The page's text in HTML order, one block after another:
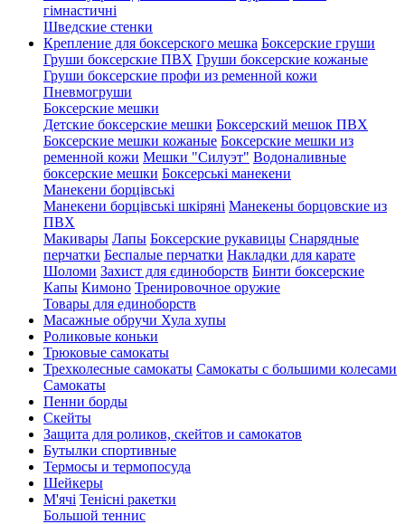
гімнастичні
Шведские стенки
Крепление для боксерского мешка Боксерские груши
Груши боксерские ПВХ Груши боксерские кожаные
Груши боксерские профи из ременной кожи
Пневмогруши
Боксерские мешки
Детские боксерские мешки Боксерский мешок ПВХ
Боксерские мешки кожаные Боксерские мешки из
ременной кожи Мешки "Силуэт" Водоналивные
боксерские мешки Боксерські манекени
Манекени борцівські
Манекени борцівські шкіряні Манекены борцовские из
ПВХ
Макивары Лапы Боксерские рукавицы Снарядные
перчатки Беспалые перчатки Накладки для карате
Шоломи Захист для єдиноборств Бинти боксерские
Капы Кимоно Тренировочное оружие
Товары для единоборств
Масажные обручи Хула хупы
Роликовые коньки
Трюковые самокаты
Трехколесные самокаты Самокаты с большими колесами
Cамокаты
Пенни борды
Скейты
Защита для роликов, скейтов и самокатов
Бутылки спортивные
Термосы и термопосуда
Шейкеры
М'ячі Тенісні ракетки
Большой теннис